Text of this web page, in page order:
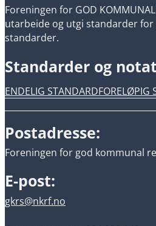
Foreningen for GOD
utarbeide og utgi standarder
standarder.
Standarder og
ENDELIG STANDARDFORELØPIG
Postadresse:
Foreningen for god kommunal
E-post:
gkrs@nkrf.no